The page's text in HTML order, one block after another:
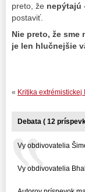
preto, že nepýtajú
postaviť.
Nie preto, že sme
je len hlučnejšie
« Kritika extrémistickej
Debata ( 12
Vy obdivovatelia
Vy obdivovatelia